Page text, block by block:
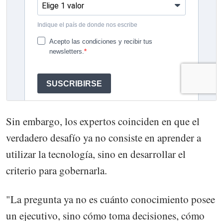
Sin embargo, los expertos coinciden en que el
verdadero desafío ya no consiste en aprender a
utilizar la tecnología, sino en desarrollar el
criterio para gobernarla.
"La pregunta ya no es cuánto conocimiento posee
un ejecutivo, sino cómo toma decisiones, cómo